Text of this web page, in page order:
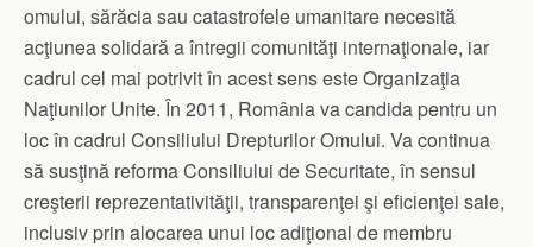
omului, sărăcia sau catastrofele umanitare necesită
acţiunea solidară a întregii comunităţi internaţionale, iar
cadrul cel mai potrivit în acest sens este Organizaţia
Naţiunilor Unite. În 2011, România va candida pentru un
loc în cadrul Consiliului Drepturilor Omului. Va continua
să susţină reforma Consiliului de Securitate, în sensul
creşterii reprezentativităţii, transparenţei şi eficienţei sale,
inclusiv prin alocarea unui loc adiţional de membru